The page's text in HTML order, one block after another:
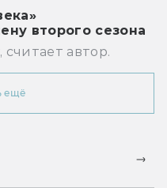
второго сезона
автор.
ещё